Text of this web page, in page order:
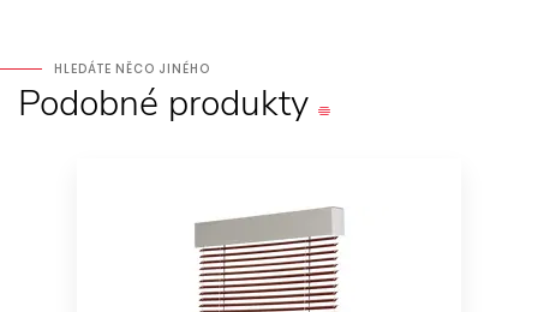
HLEDÁTE NĚCO JINÉHO
Podobné produkty